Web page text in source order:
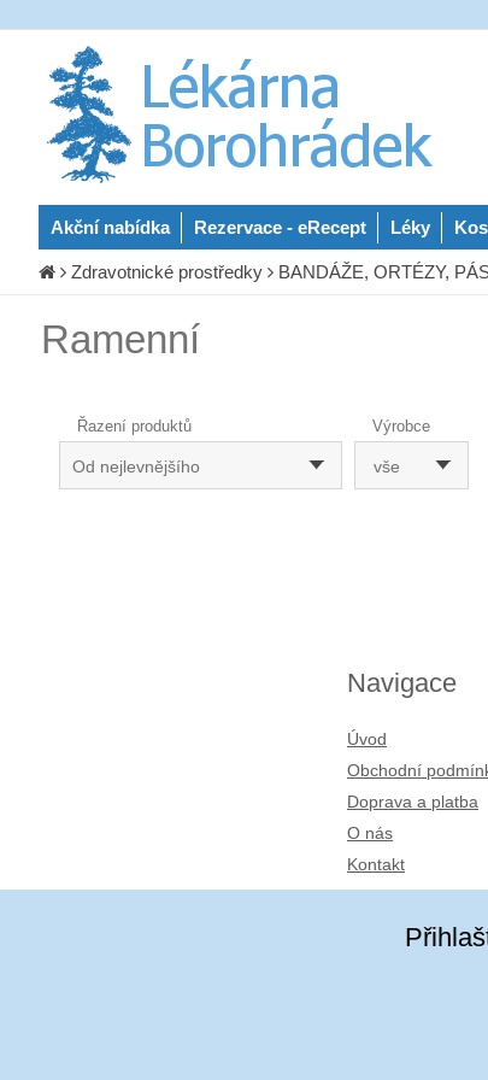
Akční nabídka Rezervace - eRecept Léky
Zdravotnické prostředky BANDÁŽE, ORTÉZY,
Ramenní
Řazení produktů
Od nejlevnějšího
Výrobce
vše
Navigace
Úvod
Obchodní
Doprava a platba
O nás
Kontakt